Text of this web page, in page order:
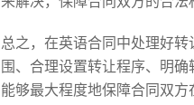
总之，在英语合同中处理好
围、合理设置转让程序、明
能够最大程度地保障合同双